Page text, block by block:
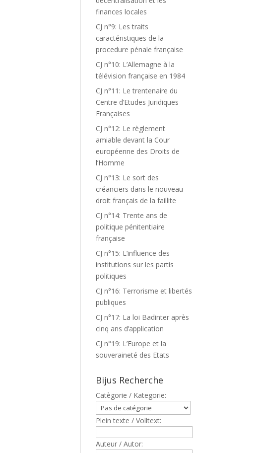
finances locales
CJ n°9: Les traits
caractéristiques de la
procedure pénale française
CJ n°10: L’Allemagne à la
télévision française en 1984
CJ n°11: Le trentenaire du
Centre d’Etudes Juridiques
Françaises
CJ n°12: Le règlement
amiable devant la Cour
européenne des Droits de
l’Homme
CJ n°13: Le sort des
créanciers dans le nouveau
droit français de la faillite
CJ n°14: Trente ans de
politique pénitentiaire
française
CJ n°15: L’influence des
institutions sur les partis
politiques
CJ n°16: Terrorisme et libertés
publiques
CJ n°17: La loi Badinter après
cinq ans d’application
CJ n°19: L’Europe et la
souveraineté des Etats
Bijus Recherche
Catègorie / Kategorie:
Plein texte / Volltext:
Auteur / Autor: